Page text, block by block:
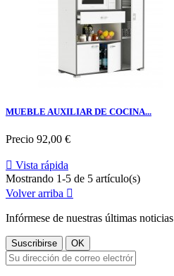
MUEBLE AUXILIAR DE COCINA...
Precio 92,00 €
 Vista rápida
Mostrando 1-5 de 5 artículo(s)
Volver arriba 
Infórmese de nuestras últimas